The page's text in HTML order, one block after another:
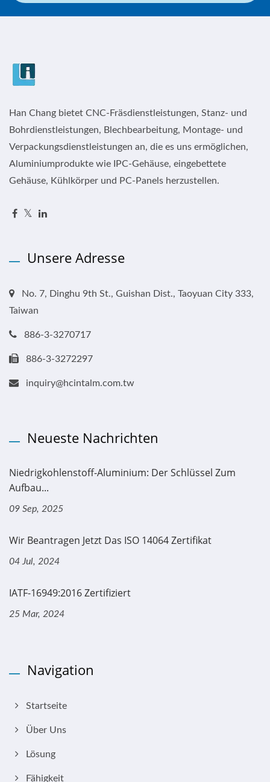
Han Chang bietet CNC-Fräsdienstleistungen, Stanz- und
Bohrdienstleistungen, Blechbearbeitung, Montage- und
Verpackungsdienstleistungen an, die es uns ermöglichen,
Aluminiumprodukte wie IPC-Gehäuse, eingebettete
Gehäuse, Kühlkörper und PC-Panels herzustellen.
Unsere Adresse
No. 7, Dinghu 9th St., Guishan Dist., Taoyuan City 333,
Taiwan
886-3-3270717
886-3-3272297
inquiry@hcintalm.com.tw
Neueste Nachrichten
Niedrigkohlenstoff-Aluminium: Der Schlüssel Zum
Aufbau...
09 Sep, 2025
Wir Beantragen Jetzt Das ISO 14064 Zertifikat
04 Jul, 2024
IATF-16949:2016 Zertifiziert
25 Mar, 2024
Navigation
Startseite
Über Uns
Lösung
Fähigkeit